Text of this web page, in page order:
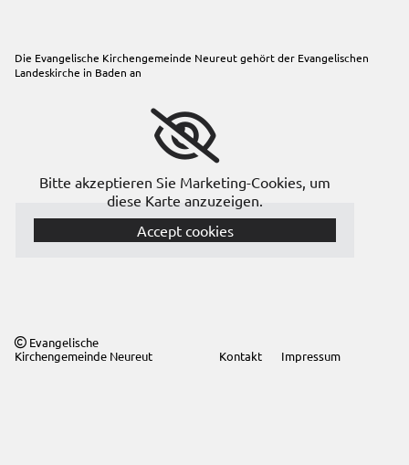
Die Evangelische Kirchengemeinde Neureut gehört der Evangelischen
Landeskirche in Baden an
Bitte akzeptieren Sie Marketing-Cookies, um
diese Karte anzuzeigen.
Accept cookies
 Evangelische
Kirchengemeinde Neureut
Kontakt Impressum